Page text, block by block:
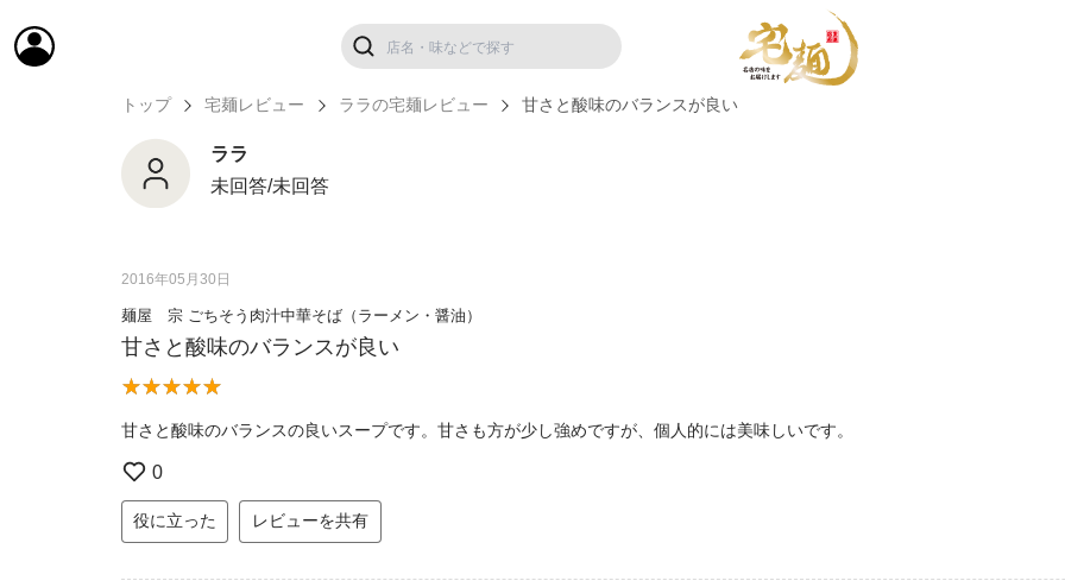
トップ 宅麺レビュー ララの宅麺レビュー 甘さと酸味のバランスが良い
ララ
未回答/未回答
2016年05月30日
麺屋 宗 ごちそう肉汁中華そば（ラーメン・醤油）
甘さと酸味のバランスが良い
甘さと酸味のバランスの良いスープです。甘さも方が少し強めですが、個人的には美味しいです。
0
役に立った レビューを共有